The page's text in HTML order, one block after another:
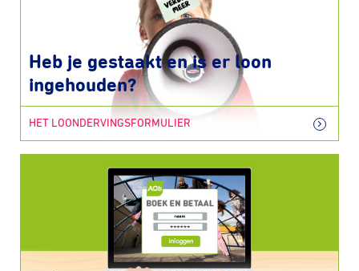
Heb je gestaakt en is er loon
ingehouden?
HET LOONDERVINGSFORMULIER